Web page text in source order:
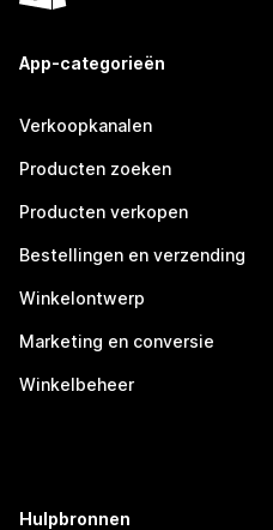
App-categorieën
Verkoopkanalen
Producten zoeken
Producten verkopen
Bestellingen en verzending
Winkelontwerp
Marketing en conversie
Winkelbeheer
Hulpbronnen